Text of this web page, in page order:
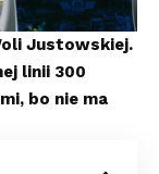
Justowskiej.
linii 300
bo nie ma